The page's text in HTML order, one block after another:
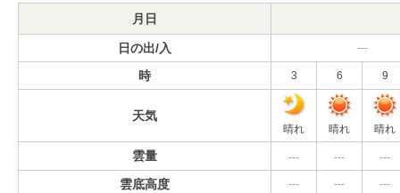
月日
日の出/入 ---
時 3 6 9
天気
晴れ 晴れ 晴れ
雲量 --- --- ---
雲底高度 --- --- ---